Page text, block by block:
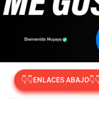
👇👇ENLACES